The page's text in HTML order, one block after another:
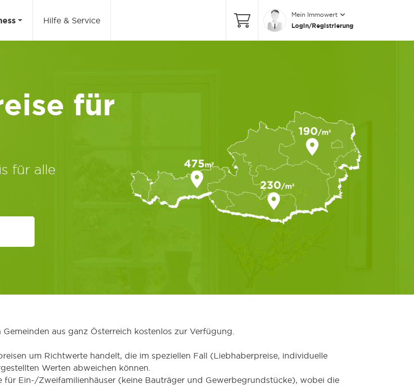
Hilfe & Service
Mein Immowert
Login/Registrierung
für
für alle
aus ganz Österreich kostenlos zur Verfügung.
um Richtwerte handelt, die im speziellen Fall (Liebhaberpreise, individuelle
Werten abweichen können.
Ein-/Zweifamilienhäuser (keine Bauträger und Gewerbegrundstücke), wobei die